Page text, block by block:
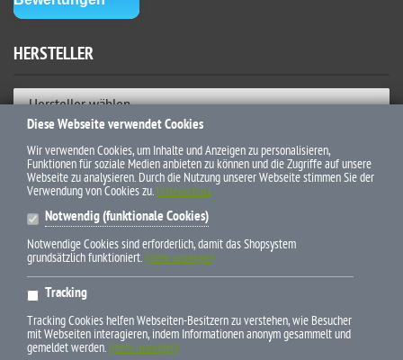
HERSTELLER
Hersteller wählen
ZAHLUNGSWEISEN
* Alle Preise inkl. gesetzl. Mehrwertsteuer zzgl. Versandkosten und
ggf. Nachnahmegebühren, wenn nicht anders beschrieben
Diese Webseite verwendet Cookies
Wir verwenden Cookies, um Inhalte und Anzeigen zu personalisieren,
Funktionen für soziale Medien anbieten zu können und die Zugriffe auf unsere
Webseite zu analysieren. Durch die Nutzung unserer Webseite stimmen Sie der
Verwendung von Cookies zu. Datenschutz
Notwendig (funktionale Cookies)
Notwendige Cookies sind erforderlich, damit das Shopsystem
grundsätzlich funktioniert.(mehr anzeigen)
Tracking
Tracking Cookies helfen Webseiten-Besitzern zu verstehen, wie Besucher
mit Webseiten interagieren, indem Informationen anonym gesammelt und
gemeldet werden.(mehr anzeigen)